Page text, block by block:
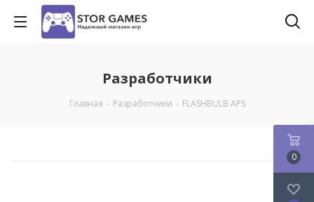
Разработчики
Главная - Разработчики - FLASHBULB APS
0